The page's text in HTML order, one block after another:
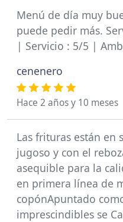
Menú de día muy
puede pedir más.
| Servicio : 5/5 |
cenenero
Hace 2 años y 10 meses
Las frituras están en
jugoso y con el
asequible para la
en primera línea de
copónApuntado
imprescindibles se